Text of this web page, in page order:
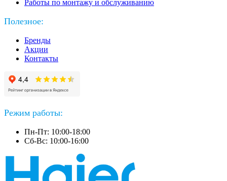
Работы по монтажу и обслуживанию
Полезное:
Бренды
Акции
Контакты
Режим работы:
Пн-Пт: 10:00-18:00
Сб-Вс: 10:00-16:00